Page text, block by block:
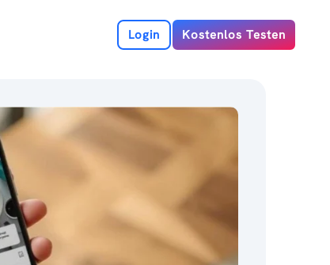
Login Kostenlos Testen